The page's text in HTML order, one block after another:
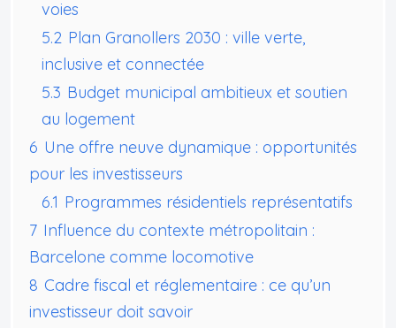
voies
5.2 Plan Granollers 2030 : ville verte,
inclusive et connectée
5.3 Budget municipal ambitieux et soutien
au logement
6 Une offre neuve dynamique : opportunités
pour les investisseurs
6.1 Programmes résidentiels représentatifs
7 Influence du contexte métropolitain :
Barcelone comme locomotive
8 Cadre fiscal et réglementaire : ce qu’un
investisseur doit savoir